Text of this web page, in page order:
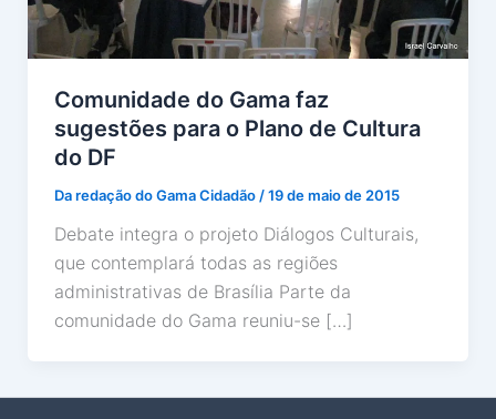
Comunidade do Gama faz
sugestões para o Plano de Cultura
do DF
Da redação do Gama Cidadão /19 de maio de 2015
Debate integra o projeto Diálogos Culturais,
que contemplará todas as regiões
administrativas de Brasília Parte da
comunidade do Gama reuniu-se […]